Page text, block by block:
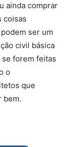
ainda comprar
coisas
ser um
civil básica
forem feitas
o
que
bem.